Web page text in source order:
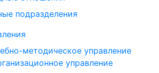
подразделения
методическое управление
управление